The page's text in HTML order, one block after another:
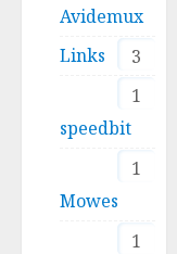
Avidemux
3
Links
1
speedbit
1
Mowes
1